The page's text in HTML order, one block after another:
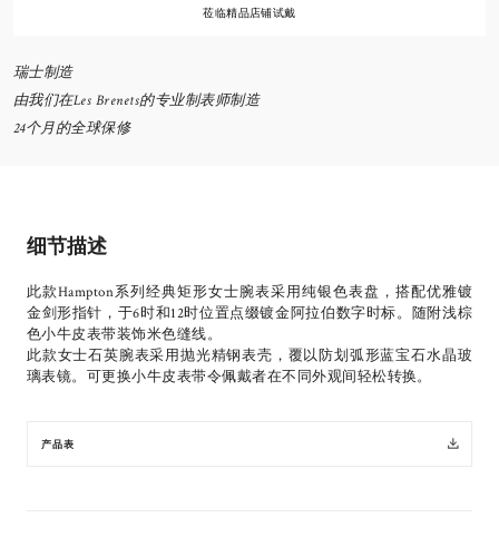
莅临精品店铺试戴
瑞士制造
由我们在Les Brenets的专业制表师制造
24个月的全球保修
细节描述
此款Hampton系列经典矩形女士腕表采用纯银色表盘，搭配优雅镀
金剑形指针，于6时和12时位置点缀镀金阿拉伯数字时标。随附浅棕
色小牛皮表带装饰米色缝线。
此款女士石英腕表采用抛光精钢表壳，覆以防划弧形蓝宝石水晶玻
璃表镜。可更换小牛皮表带令佩戴者在不同外观间轻松转换。
产品表